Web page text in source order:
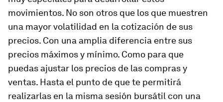
movimientos. No son otros que los que muestren
una mayor volatilidad en la cotización de sus
precios. Con una amplia diferencia entre sus
precios máximos y mínimo. Como para que
puedas ajustar los precios de las compras y
ventas. Hasta el punto de que te permitirá
realizarlas en la misma sesión bursátil con una